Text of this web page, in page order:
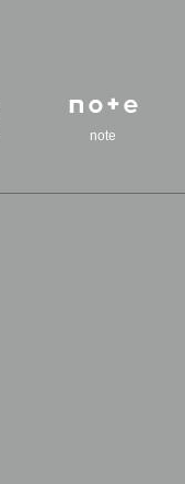
note